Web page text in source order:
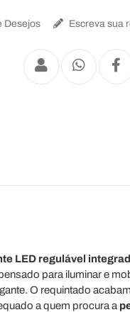
Desejos Escreva sua
LED regulável
para iluminar e
O requintado
a quem procura a